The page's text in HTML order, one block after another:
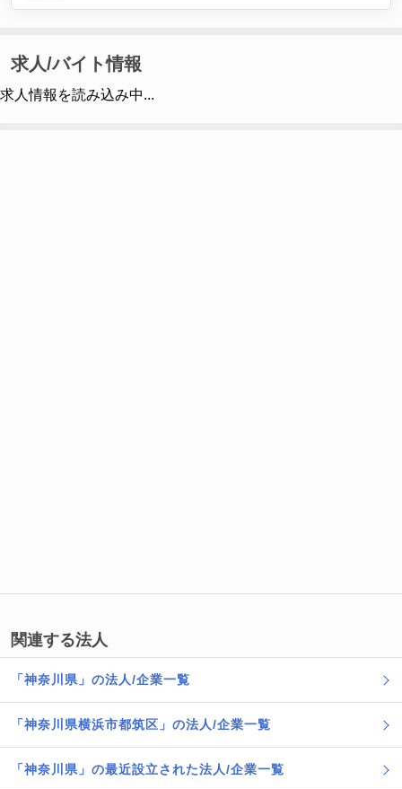
求人/バイト情報
求人情報を読み込み中...
関連する法人
「神奈川県」の法人/企業一覧
「神奈川県横浜市都筑区」の法人/企業一覧
「神奈川県」の最近設立された法人/企業一覧